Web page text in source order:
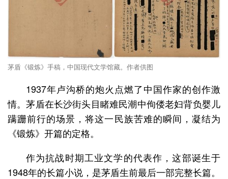
茅盾《锻炼》手稿，中国现代文学馆藏。作者供图
1937年卢沟桥的炮火点燃了中国作家的创作激
情。茅盾在长沙街头目睹难民潮中佝偻老妇背负婴儿
蹒跚前行的场景，将这一民族苦难的瞬间，凝结为
《锻炼》开篇的定格。
作为抗战时期工业文学的代表作，这部诞生于
1948年的长篇小说，是茅盾生前最后一部完整长篇。